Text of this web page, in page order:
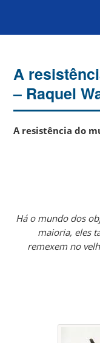
A
– Raquel
A resistência do
Há o mundo dos
maioria, eles
remexem no